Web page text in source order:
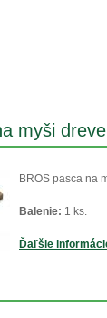
myši
BROS pasca na
Balenie: 1 ks.
Ďaľšie